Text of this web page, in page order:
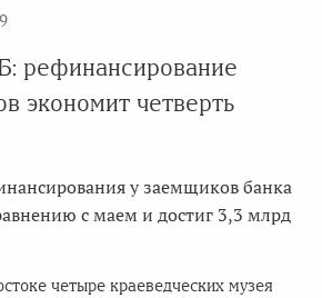
рефинансирование
экономит четверть
у заемщиков банка
с маем и достиг 3,3 млрд
четыре краеведческих музея